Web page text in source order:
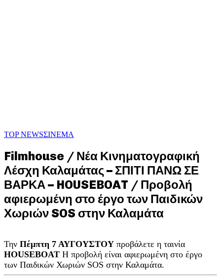
TOP NEWSΣΙΝΕΜΑ
Filmhouse / Νέα Κινηματογραφική
Λέσχη Καλαμάτας – ΣΠΙΤΙ ΠΑΝΩ ΣΕ
ΒΑΡΚΑ – HOUSEBOAT / Προβολή
αφιερωμένη στο έργο των Παιδικών
Χωριών SOS στην Καλαμάτα
Την Πέμπτη 7 ΑΥΓΟΥΣΤΟΥ προβάλετε η ταινία
HOUSEBOAT Η προβολή είναι αφιερωμένη στο έργο
των Παιδικών Χωριών SOS στην Καλαμάτα.